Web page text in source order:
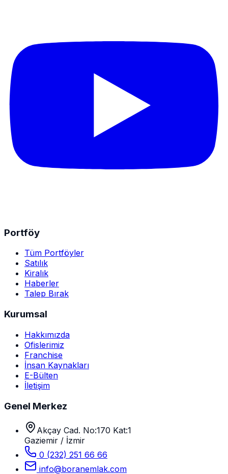
Portföy
Tüm Portföyler
Satılık
Kiralık
Haberler
Talep Bırak
Kurumsal
Hakkımızda
Ofislerimiz
Franchise
İnsan Kaynakları
E-Bülten
İletişim
Genel Merkez
Akçay Cad. No:170 Kat:1
Gaziemir / İzmir
0 (232) 251 66 66
info@boranemlak.com